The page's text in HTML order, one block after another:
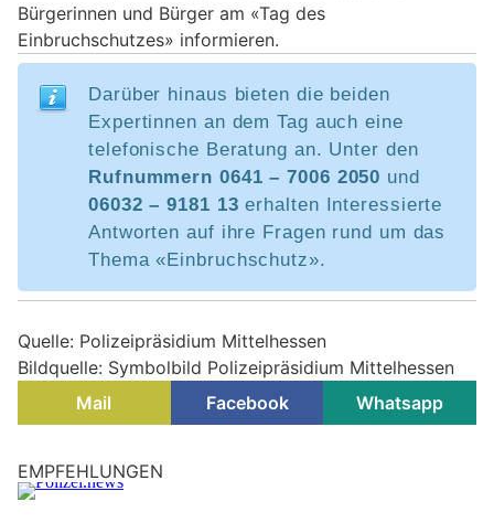
Bürgerinnen und Bürger am «Tag des
Einbruchschutzes» informieren.
Darüber hinaus bieten die beiden
Expertinnen an dem Tag auch eine
telefonische Beratung an. Unter den
Rufnummern 0641 – 7006 2050 und
06032 – 9181 13 erhalten Interessierte
Antworten auf ihre Fragen rund um das
Thema «Einbruchschutz».
Quelle: Polizeipräsidium Mittelhessen
Bildquelle: Symbolbild Polizeipräsidium Mittelhessen
Mail
Facebook Whatsapp
EMPFEHLUNGEN